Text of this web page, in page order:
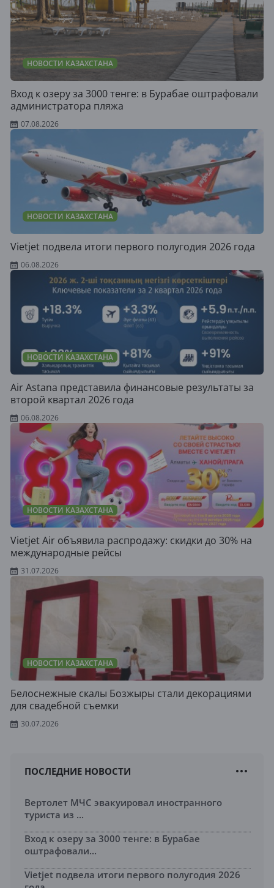
НОВОСТИ КАЗАХСТАНА
Вход к озеру за 3000 тенге: в Бурабае оштрафовали
администратора пляжа
07.08.2026
НОВОСТИ КАЗАХСТАНА
Vietjet подвела итоги первого полугодия 2026 года
06.08.2026
НОВОСТИ КАЗАХСТАНА
Air Astana представила финансовые результаты за
второй квартал 2026 года
06.08.2026
НОВОСТИ КАЗАХСТАНА
Vietjet Air объявила распродажу: скидки до 30% на
международные рейсы
31.07.2026
НОВОСТИ КАЗАХСТАНА
Белоснежные скалы Бозжыры стали декорациями
для свадебной съемки
30.07.2026
ПОСЛЕДНИЕ НОВОСТИ
Вертолет МЧС эвакуировал иностранного
туриста из ...
Вход к озеру за 3000 тенге: в Бурабае
оштрафовали...
Vietjet подвела итоги первого полугодия 2026